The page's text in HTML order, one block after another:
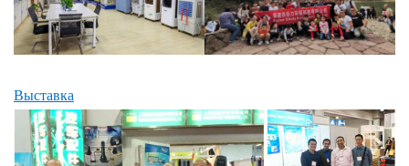
Выставка